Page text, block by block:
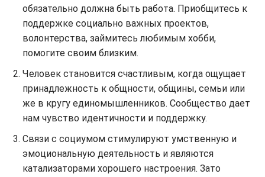
обязательно должна быть работа. Приобщитесь к
поддержке социально важных проектов,
волонтерства, займитесь любимым хобби,
помогите своим близким.
Человек становится счастливым, когда ощущает
принадлежность к общности, общины, семьи или
же в кругу единомышленников. Сообщество дает
нам чувство идентичности и поддержку.
Связи с социумом стимулируют умственную и
эмоциональную деятельность и являются
катализаторами хорошего настроения. Зато